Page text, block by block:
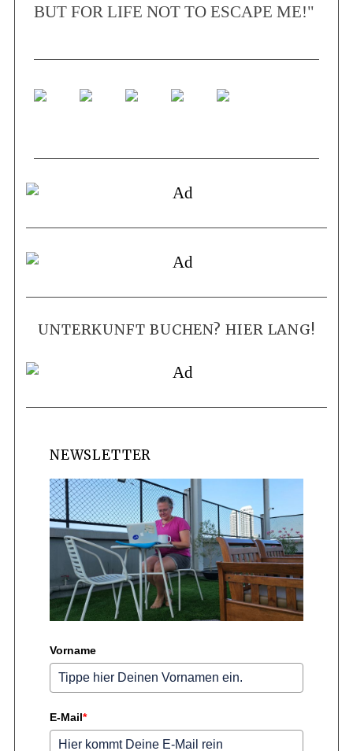
BUT FOR LIFE NOT TO ESCAPE ME!"
UNTERKUNFT BUCHEN? HIER LANG!
NEWSLETTER
Vorname
E-Mail*